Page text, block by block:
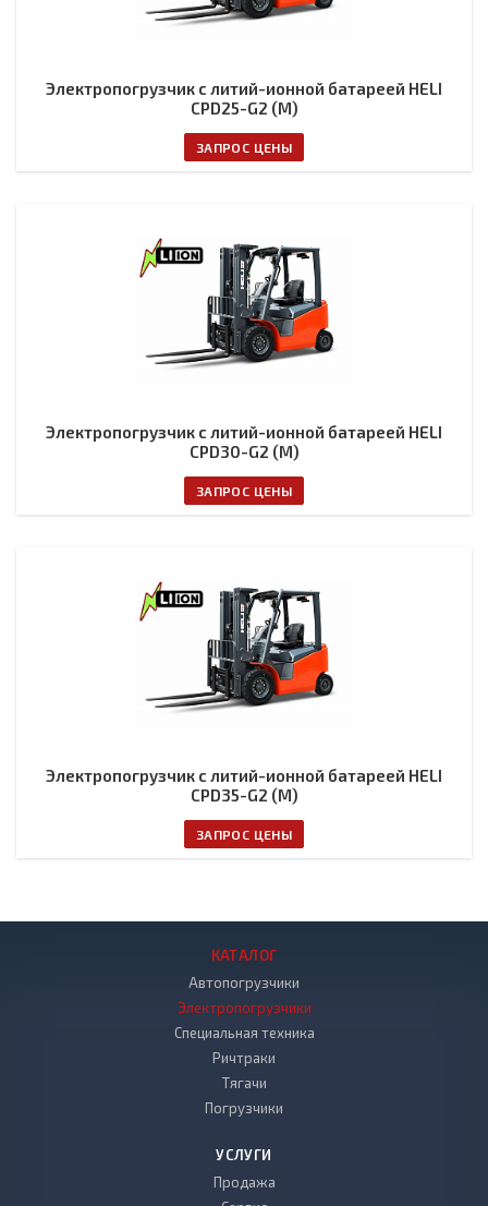
Электропогрузчик с литий-ионной батареей HELI
CPD25-G2 (M)
ЗАПРОС ЦЕНЫ
Электропогрузчик с литий-ионной батареей HELI
CPD30-G2 (M)
ЗАПРОС ЦЕНЫ
Электропогрузчик с литий-ионной батареей HELI
CPD35-G2 (M)
ЗАПРОС ЦЕНЫ
КАТАЛОГ
Автопогрузчики
Электропогрузчики
Специальная техника
Ричтраки
Тягачи
Погрузчики
УСЛУГИ
Продажа